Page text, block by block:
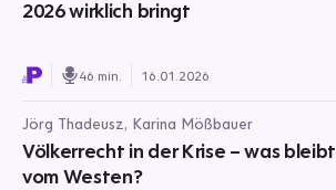
2026 wirklich bringt
46 min. 16.01.2026
Jörg Thadeusz, Karina Mößbauer
Völkerrecht in der Krise – was bleibt
vom Westen?